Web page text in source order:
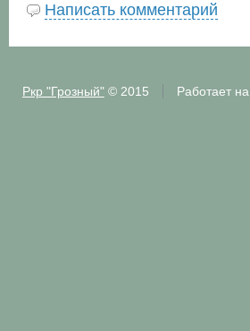
Написать комментарий
Ркр "Грозный"© 2015 Работает на